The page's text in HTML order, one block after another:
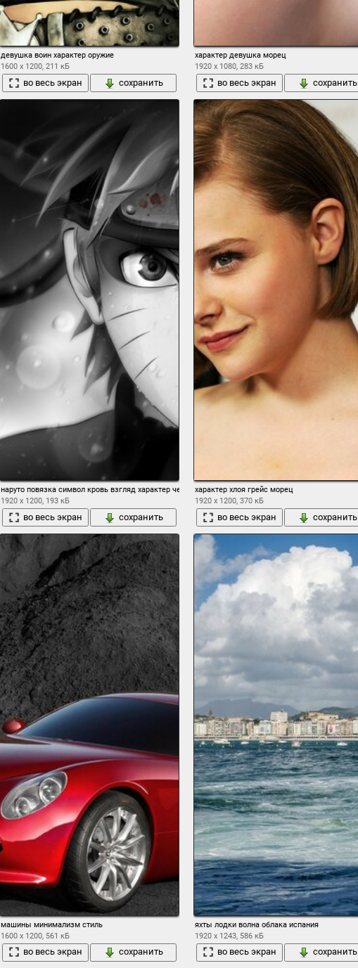
девушка воин характер оружие
1600 x 1200, 211 кБ
во весь экран сохранить
характер девушка морец
1920 x 1080, 283 кБ
во весь экран сохранить
наруто повязка символ кровь взгляд характер черно-белая
1920 x 1200, 193 кБ
во весь экран сохранить
характер хлоя грейс морец
1920 x 1200, 370 кБ
во весь экран сохранить
машины минимализм стиль
1600 x 1200, 561 кБ
во весь экран сохранить
яхты лодки волна облака испания
1920 x 1243, 586 кБ
во весь экран сохранить